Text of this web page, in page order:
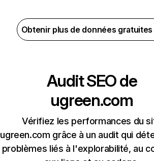
Obtenir plus de données
Audit SEO de
ugreen.com
Vérifiez les performances du
ugreen.com grâce à un audit qui
problèmes liés à l'explorabilité, au